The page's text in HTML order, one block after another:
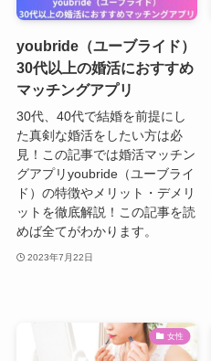
youbride（ユーブライド）
30代以上の婚活におすすめ
マッチングアプリ
30代、40代で結婚を前提にし
た真剣な婚活をしたい方は必
見！この記事では婚活マッチン
グアプリyoubride（ユーブライ
ド）の特徴やメリット・デメリ
ットを徹底解説！この記事を読
めば全てがわかります。
2023年7月22日
女性